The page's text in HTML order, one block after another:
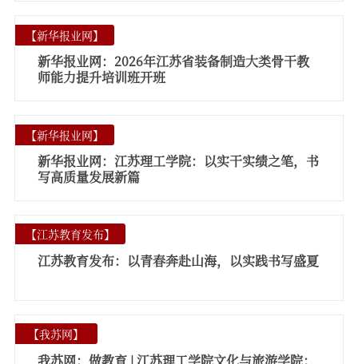
【新华报业网】
新华报业网：2026年江苏省装备制造大类骨干教
师能力提升培训班开班
【新华报业网】
新华报业网：江苏理工学院：以实干实绩之笔，书
写高质量发展新篇
【江苏教育发布】
江苏教育发布：以青春奔赴山海，以实践书写盛夏
【我苏网】
我苏网：做教育 | 江苏理工学院文化与旅游学院：